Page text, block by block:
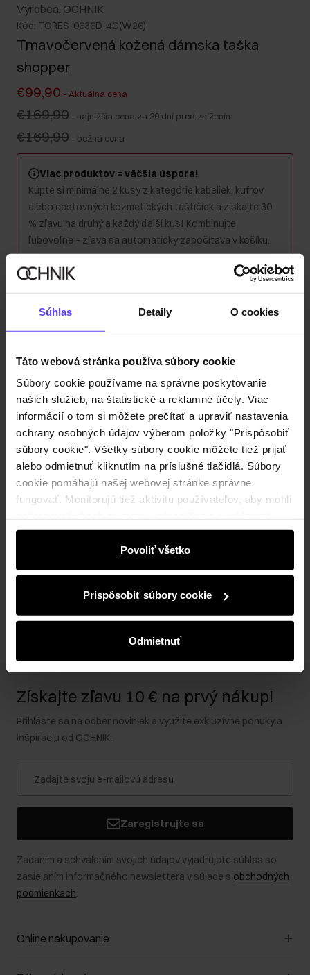
Súhlas Detaily O cookies
Táto webová stránka používa súbory cookie
Súbory cookie používame na správne poskytovanie
našich služieb, na štatistické a reklamné účely. Viac
informácií o tom si môžete prečítať a upraviť nastavenia
ochrany osobných údajov výberom položky "Prispôsobiť
súbory cookie". Všetky súbory cookie môžete tiež prijať
alebo odmietnuť kliknutím na príslušné tlačidlá. Súbory
cookie pomáhajú našej webovej stránke správne
fungovať. Monitorujú tiež aktivitu používateľov, aby mohli
správy, ktoré vás informujú o najnovších akciách v
elektronickom obchode. Informácie o tom, ako používate
našu stránku, zdieľame s partnermi v oblasti sociálnych
informácie kombinovať s ďalšími údajmi, ktoré od vás
získali alebo ktoré ste získali pri používaní ich služieb.
Povoliť všetko
Prispôsobiť súbory cookie
Odmietnuť
Výrobca: OCHNIK
Kód: TORES-0636D-4C(W26)
Tmavočervená kožená dámska taška
shopper
€99,90 - Aktuálna cena
€169,90 - najnižšia cena za 30 dní pred znížením
€169,90 - bežná cena
Viac produktov = väčšia úspora!
Kúpte si minimálne 2 kusy z kategórie kabeliek, kufrov
alebo cestovných kozmetických taštičiek a získajte 30
% zľavu na druhý a každý ďalší kus! Kombinujte
ľubovoľne – zľava sa automaticky započítava v košíku.
Produkt nie je k dispozícii
Upozorniť ma na dostupnosť
Popis produktu
Detaily
Zloženie a rozmery
Získajte zľavu 10 € na prvý nákup!
Prihláste sa na odber noviniek a využite exkluzívne ponuky a
inšpiráciu od OCHNIK.
Zaregistrujte sa
Zadaním a schválením svojich údajov vyjadrujete súhlas so
zasielaním informačného newslettera v súlade s obchodných
podmienkach.
Online nakupovanie
Spravovať súbory cookie